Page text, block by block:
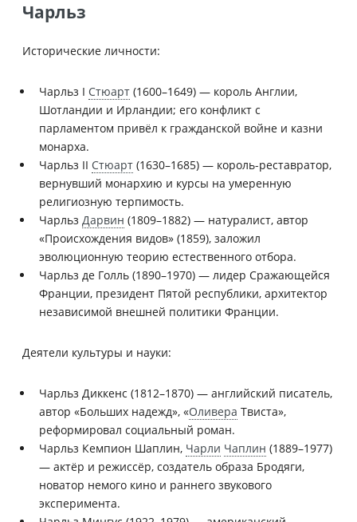
Чарльз
Исторические личности:
Чарльз I Стюарт (1600–1649) — король Англии,
Шотландии и Ирландии; его конфликт с
парламентом привёл к гражданской войне и казни
монарха.
Чарльз II Стюарт (1630–1685) — король-реставратор,
вернувший монархию и курсы на умеренную
религиозную терпимость.
Чарльз Дарвин (1809–1882) — натуралист, автор
«Происхождения видов» (1859), заложил
эволюционную теорию естественного отбора.
Чарльз де Голль (1890–1970) — лидер Сражающейся
Франции, президент Пятой республики, архитектор
независимой внешней политики Франции.
Деятели культуры и науки:
Чарльз Диккенс (1812–1870) — английский писатель,
автор «Больших надежд», «Оливера Твиста»,
реформировал социальный роман.
Чарльз Кемпион Шаплин, Чарли Чаплин (1889–1977)
— актёр и режиссёр, создатель образа Бродяги,
новатор немого кино и раннего звукового
эксперимента.